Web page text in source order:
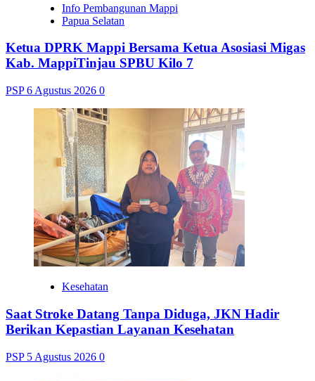
Info Pembangunan Mappi
Papua Selatan
Ketua DPRK Mappi Bersama Ketua Asosiasi Migas
Kab. MappiTinjau SPBU Kilo 7
PSP6 Agustus 2026 0
Kesehatan
Saat Stroke Datang Tanpa Diduga, JKN Hadir
Berikan Kepastian Layanan Kesehatan
PSP 5 Agustus 2026 0